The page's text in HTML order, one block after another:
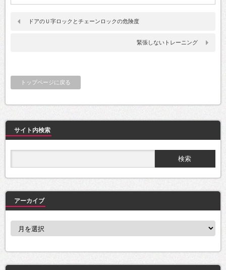
ドアのＵ字ロックとチェーンロックの危険度
緊張しないトレーニング
トップページに戻る
サイト内検索
アーカイブ
ブ